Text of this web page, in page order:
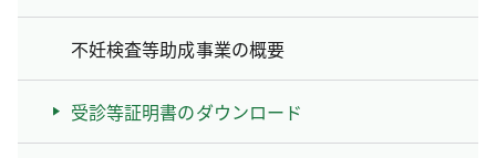
不妊検査等助成事業の概要
受診等証明書のダウンロード